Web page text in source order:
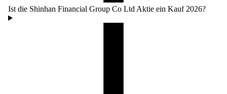
Ist die Shinhan Financial Group Co Ltd Aktie ein Kauf 2026?